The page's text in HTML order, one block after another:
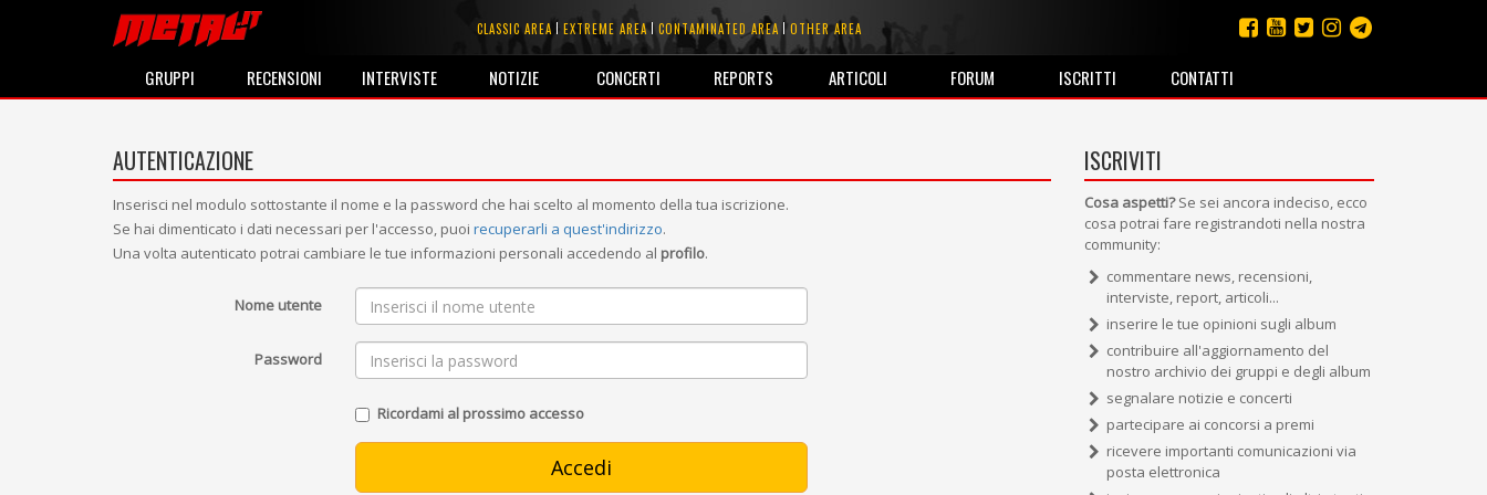
CLASSIC AREA EXTREME AREA CONTAMINATED AREA OTHER AREA
GRUPPI RECENSIONI INTERVISTE NOTIZIE CONCERTI REPORTS ARTICOLI FORUM ISCRITTI CONTATTI
AUTENTICAZIONE
Inserisci nel modulo sottostante il nome e la password che hai scelto al momento della tua iscrizione.
Se hai dimenticato i dati necessari per l'accesso, puoi recuperarli a quest'indirizzo.
Una volta autenticato potrai cambiare le tue informazioni personali accedendo al profilo.
Nome utente
Password
Ricordami al prossimo accesso
ISCRIVITI
Cosa aspetti?Se sei ancora indeciso, ecco
cosa potrai fare registrandoti nella nostra
community:
commentare news, recensioni,
interviste, report, articoli...
inserire le tue opinioni sugli album
contribuire all'aggiornamento del
nostro archivio dei gruppi e degli album
segnalare notizie e concerti
partecipare ai concorsi a premi
ricevere importanti comunicazioni via
posta elettronica